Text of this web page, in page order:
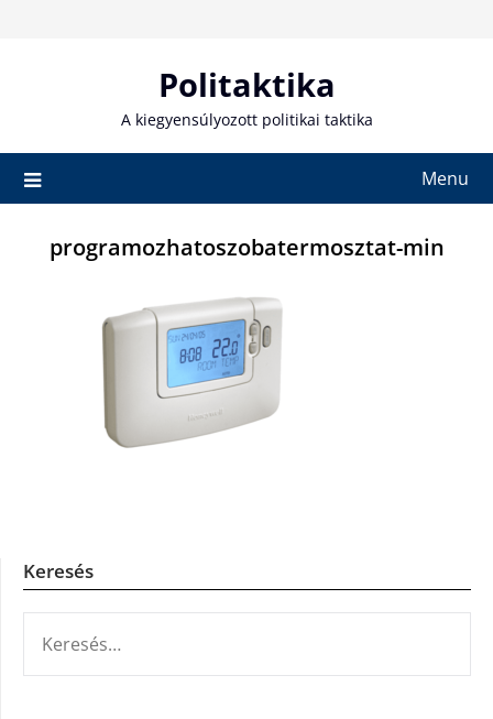
Politaktika
A kiegyensúlyozott politikai taktika
Menu
programozhatoszobatermosztat-min
Keresés